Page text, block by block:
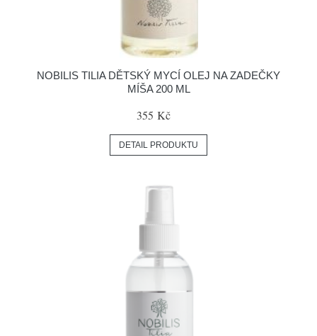
NOBILIS TILIA DĚTSKÝ MYCÍ OLEJ NA ZADEČKY
MÍŠA 200 ML
355 Kč
DETAIL PRODUKTU